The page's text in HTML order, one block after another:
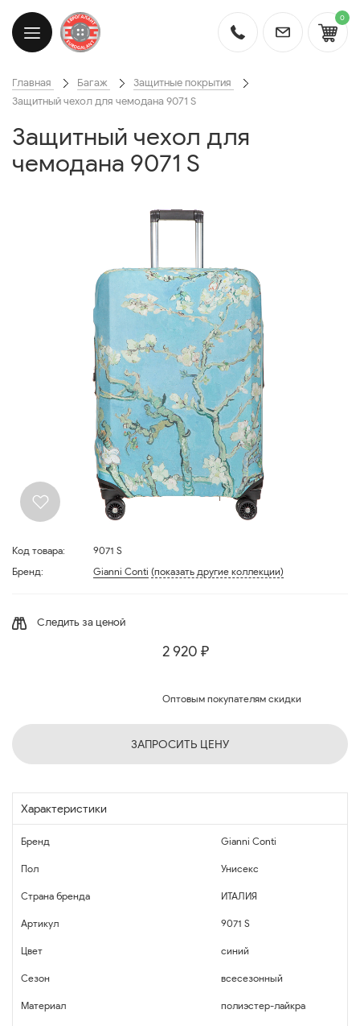
0
Главная Багаж
Защитные покрытия
Защитный чехол для чемодана 9071 S
Защитный чехол для
чемодана 9071 S
Код товара:
9071 S
Бренд:
Gianni Conti (показать другие коллекции)
Следить за ценой
2 920 ₽
Оптовым покупателям скидки
ЗАПРОСИТЬ ЦЕНУ
Характеристики
Бренд Gianni Conti
Пол Унисекс
Страна бренда ИТАЛИЯ
Артикул 9071 S
Цвет синий
Сезон всесезонный
Материал полиэстер-лайкра